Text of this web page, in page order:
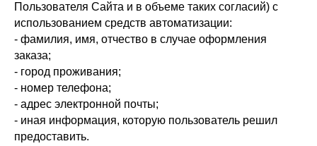
Пользователя Сайта и в объеме таких согласий) с
использованием средств автоматизации:
- фамилия, имя, отчество в случае оформления
заказа;
- город проживания;
- номер телефона;
- адрес электронной почты;
- иная информация, которую пользователь решил
предоставить.